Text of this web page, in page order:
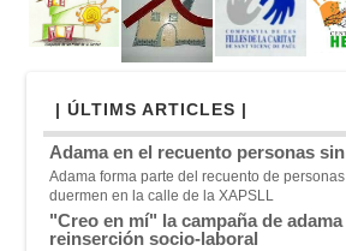
| ÚLTIMS ARTICLES |
Adama en el recuento personas
Adama forma parte del recuento de
duermen en la calle de la XAPSLL
"Creo en mí" la campaña de
reinserción socio-laboral